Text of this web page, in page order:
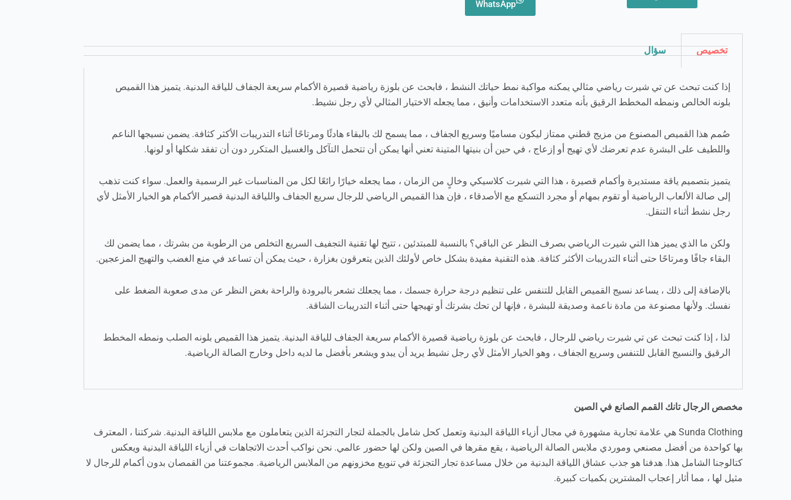
WhatsApp
تخصيص سؤال
إذا كنت تبحث عن تي شيرت رياضي مثالي يمكنه مواكبة نمط حياتك النشط ، فابحث عن بلوزة رياضية قصيرة الأكمام سريعة الجفاف للياقة البدنية. يتميز هذا القميص
بلونه الخالص ونمطه المخطط الرقيق بأنه متعدد الاستخدامات وأنيق ، مما يجعله الاختيار المثالي لأي رجل نشيط.
صُمم هذا القميص المصنوع من مزيج قطني ممتاز ليكون مساميًا وسريع الجفاف ، مما يسمح لك بالبقاء هادئًا ومرتاحًا أثناء التدريبات الأكثر كثافة. يضمن نسيجها الناعم
واللطيف على البشرة عدم تعرضك لأي تهيج أو إزعاج ، في حين أن بنيتها المتينة تعني أنها يمكن أن تتحمل التآكل والغسيل المتكرر دون أن تفقد شكلها أو لونها.
يتميز بتصميم ياقة مستديرة وأكمام قصيرة ، هذا التي شيرت كلاسيكي وخالٍ من الزمان ، مما يجعله خيارًا رائعًا لكل من المناسبات غير الرسمية والعمل. سواء كنت تذهب
إلى صالة الألعاب الرياضية أو تقوم بمهام أو مجرد التسكع مع الأصدقاء ، فإن هذا القميص الرياضي للرجال سريع الجفاف واللياقة البدنية قصير الأكمام هو الخيار الأمثل لأي
رجل نشط أثناء التنقل.
ولكن ما الذي يميز هذا التي شيرت الرياضي بصرف النظر عن الباقي؟ بالنسبة للمبتدئين ، تتيح لها تقنية التجفيف السريع التخلص من الرطوبة من بشرتك ، مما يضمن لك
البقاء جافًا ومرتاحًا حتى أثناء التدريبات الأكثر كثافة. هذه التقنية مفيدة بشكل خاص لأولئك الذين يتعرقون بغزارة ، حيث يمكن أن تساعد في منع الغضب والتهيج المزعجين.
بالإضافة إلى ذلك ، يساعد نسيج القميص القابل للتنفس على تنظيم درجة حرارة جسمك ، مما يجعلك تشعر بالبرودة والراحة بغض النظر عن مدى صعوبة الضغط على
نفسك. ولأنها مصنوعة من مادة ناعمة وصديقة للبشرة ، فإنها لن تحك بشرتك أو تهيجها حتى أثناء التدريبات الشاقة.
لذا ، إذا كنت تبحث عن تي شيرت رياضي للرجال ، فابحث عن بلوزة رياضية قصيرة الأكمام سريعة الجفاف للياقة البدنية. يتميز هذا القميص بلونه الصلب ونمطه المخطط
الرقيق والنسيج القابل للتنفس وسريع الجفاف ، وهو الخيار الأمثل لأي رجل نشيط يريد أن يبدو ويشعر بأفضل ما لديه داخل وخارج الصالة الرياضية.
مخصص الرجال تانك القمم الصانع في الصين
Sunda Clothing هي علامة تجارية مشهورة في مجال أزياء اللياقة البدنية وتعمل كحل شامل بالجملة لتجار التجزئة الذين يتعاملون مع ملابس اللياقة البدنية. شركتنا ، المعترف
بها كواحدة من أفضل مصنعي وموردي ملابس الصالة الرياضية ، يقع مقرها في الصين ولكن لها حضور عالمي. نحن نواكب أحدث الاتجاهات في أزياء اللياقة البدنية ويعكس
كتالوجنا الشامل هذا. هدفنا هو جذب عشاق اللياقة البدنية من خلال مساعدة تجار التجزئة في تنويع مخزونهم من الملابس الرياضية. مجموعتنا من القمصان بدون أكمام للرجال لا
مثيل لها ، مما أثار إعجاب المشترين بكميات كبيرة.